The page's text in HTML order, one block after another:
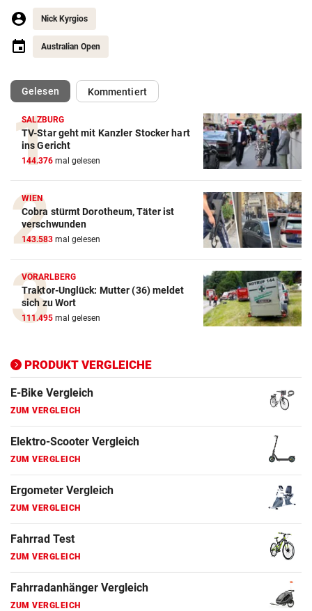
Nick Kyrgios
Australian Open
Gelesen(ausgewählt)Kommentiert
SALZBURG
TV-Star geht mit Kanzler Stocker hart
ins Gericht
144.376 mal gelesen
WIEN
Cobra stürmt Dorotheum, Täter ist
verschwunden
143.583 mal gelesen
VORARLBERG
Traktor-Unglück: Mutter (36) meldet
sich zu Wort
111.495 mal gelesen
PRODUKT VERGLEICHE
Action-Cam Vergleich
ZUM VERGLEICH
Crosstrainer Vergleich
ZUM VERGLEICH
E-Bike Vergleich
ZUM VERGLEICH
Elektro-Scooter Vergleich
ZUM VERGLEICH
ZUM VERGLEICH
Fahrrad Test
ZUM VERGLEICH
Fahrradanhänger Vergleich
ZUM VERGLEICH
Faszienrolle Vergleich
ZUM VERGLEICH
Hoverboard Vergleich
ZUM VERGLEICH
Kinderfahrrad Vergleich
ZUM VERGLEICH